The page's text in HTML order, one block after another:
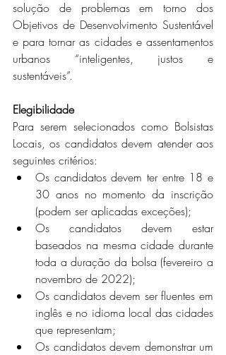
solução de problemas em torno dos
Objetivos de Desenvolvimento Sustentável
e para tornar as cidades e assentamentos
urbanos “inteligentes, justos e
sustentáveis”.
Elegibilidade
Para serem selecionados como Bolsistas
Locais, os candidatos devem atender aos
seguintes critérios:
Os candidatos devem ter entre 18 e
30 anos no momento da inscrição
(podem ser aplicadas exceções);
Os candidatos devem estar
baseados na mesma cidade durante
toda a duração da bolsa (fevereiro a
novembro de 2022);
Os candidatos devem ser fluentes em
inglês e no idioma local das cidades
que representam;
Os candidatos devem demonstrar um